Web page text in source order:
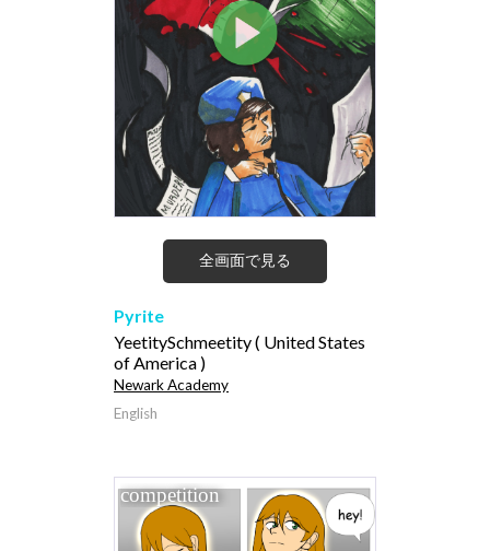
全画面で見る
Pyrite
YeetitySchmeetity ( United States
of America )
Newark Academy
English